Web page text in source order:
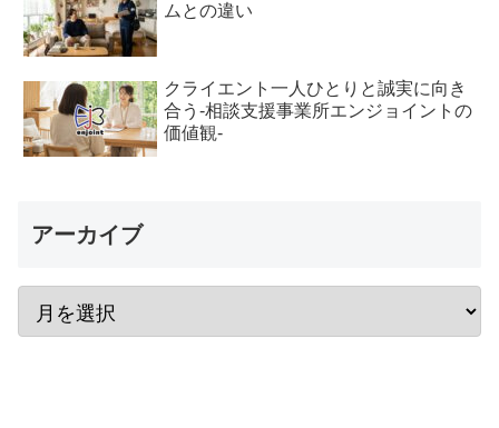
ムとの違い
クライエント一人ひとりと誠実に向き
合う-相談支援事業所エンジョイントの
価値観-
アーカイブ